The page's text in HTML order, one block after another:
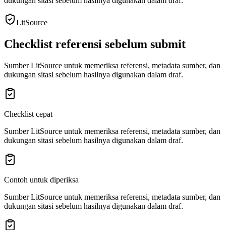
LitSource
Checklist referensi sebelum submit
Sumber LitSource untuk memeriksa referensi, metadata sumber, dan
dukungan sitasi sebelum hasilnya digunakan dalam draf.
Checklist cepat
Sumber LitSource untuk memeriksa referensi, metadata sumber, dan
dukungan sitasi sebelum hasilnya digunakan dalam draf.
Contoh untuk diperiksa
Sumber LitSource untuk memeriksa referensi, metadata sumber, dan
dukungan sitasi sebelum hasilnya digunakan dalam draf.